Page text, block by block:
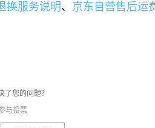
换服务说明、 京东自营售后运
了您的问题？
与投票